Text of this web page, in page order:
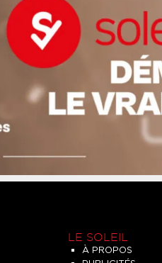
LE SOLEIL
À PROPOS